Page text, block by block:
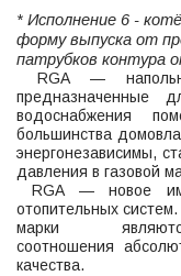
* Исполнение 6 -
форму выпуска от
патрубков контура
RGA —
предназначенные
водоснабжения
большинства
энергонезависимы,
давления в газовой
RGA — новое
отопительных
марки
соотношения
качества.